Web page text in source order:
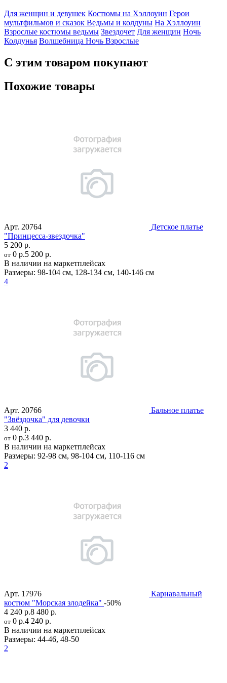
Для женщин и девушек Костюмы на Хэллоуин Герои
мультфильмов и сказок Ведьмы и колдуны На Хэллоуин
Взрослые костюмы ведьмы Звездочет Для женщин Ночь
Колдунья Волшебница Ночь Взрослые
С этим товаром покупают
Похожие товары
Арт. 20764
Детское платье
"Принцесса-звездочка"
5 200 р.
от 0 р.5 200 р.
В наличии на маркетплейсах
Размеры: 98-104 см, 128-134 см, 140-146 см
4
Арт. 20766
Бальное платье
"Звёздочка" для девочки
3 440 р.
от 0 р.3 440 р.
В наличии на маркетплейсах
Размеры: 92-98 см, 98-104 см, 110-116 см
2
Арт. 17976
Карнавальный
костюм "Морская злодейка" -50%
4 240 р.8 480 р.
от 0 р.4 240 р.
В наличии на маркетплейсах
Размеры: 44-46, 48-50
2